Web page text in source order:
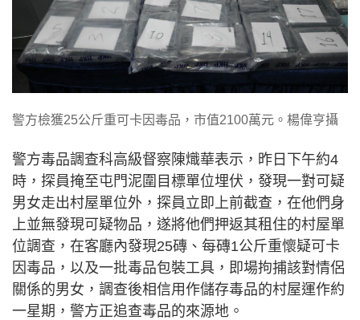
警方檢獲25公斤重可卡因毒品，市值2100萬元。楊偉亨攝
警方毒品調查科高級督察陳熾華表示，昨日下午約4
時，探員掩至屯門泥圍目標單位埋伏，發現一對可疑
男女走出村屋單位外，探員立即上前截查，在他們身
上並無發現可疑物品，遂將他們押返其租住的村屋單
位調查，在客廳內發現25磚、每磚1公斤重懷疑可卡
因毒品，以及一批毒品包裝工具，即場拘捕該對情侶
關係的男女，調查後相信用作儲存毒品的村屋運作約
一星期，警方正追查毒品的來源地。